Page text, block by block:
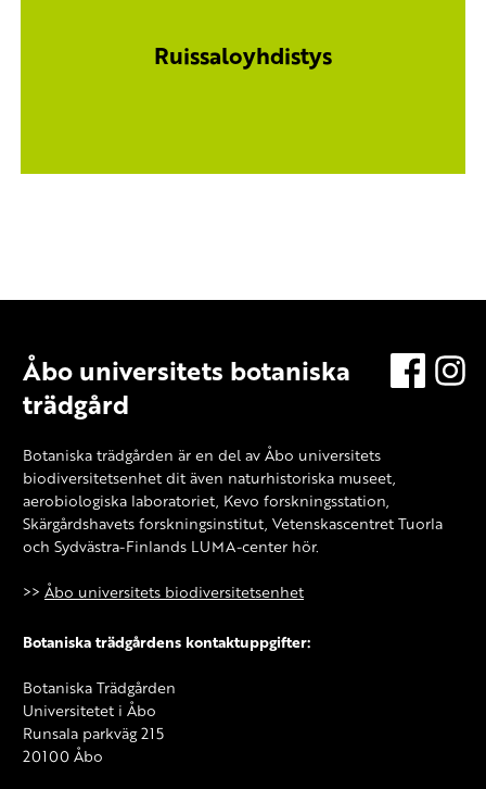
Ruissaloyhdistys
Åbo universitets botaniska
trädgård
Botaniska trädgården är en del av Åbo universitets
biodiversitetsenhet dit även naturhistoriska museet,
aerobiologiska laboratoriet, Kevo forskningsstation,
Skärgårdshavets forskningsinstitut, Vetenskascentret Tuorla
och Sydvästra-Finlands LUMA-center hör.
>> Åbo universitets biodiversitetsenhet
Botaniska trädgårdens kontaktuppgifter:
Botaniska Trädgården
Universitetet i Åbo
Runsala parkväg 215
20100 Åbo